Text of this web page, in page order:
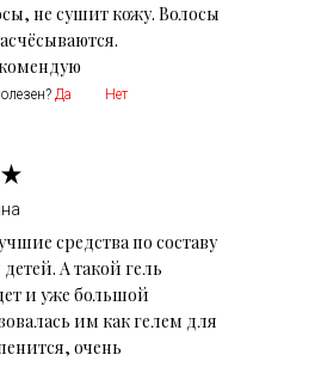
не сушит кожу. Волосы
Да Нет
средства по составу
А такой гель
и уже большой
им как гелем для
очень